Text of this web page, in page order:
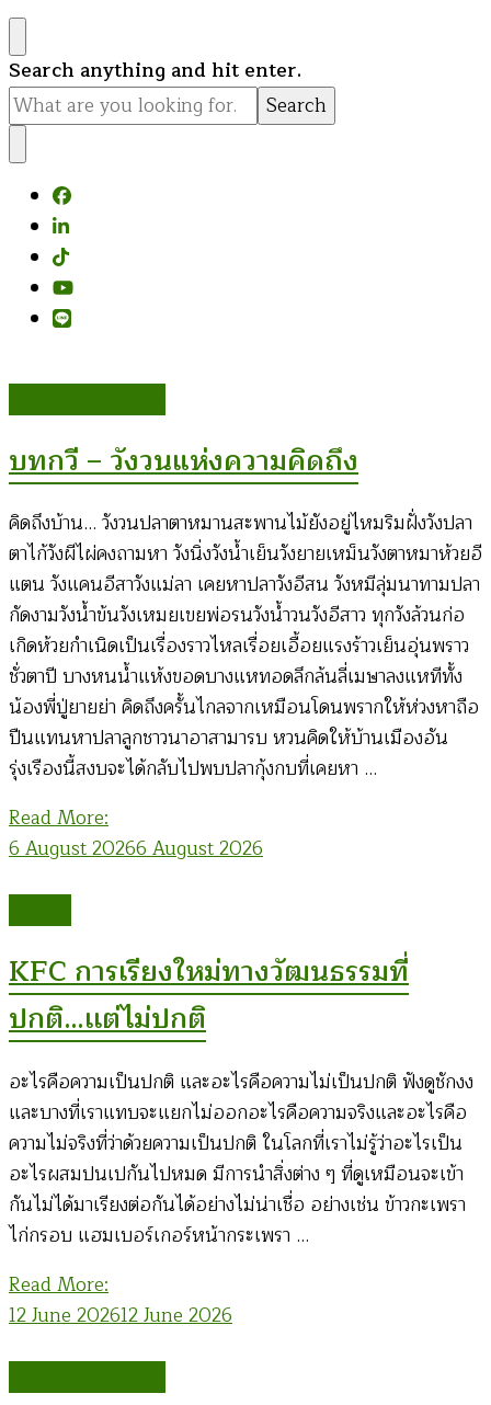
Looking
for
Something?
Search anything and hit enter.
บทกวี – วังวนแห่งความคิดถึง
คิดถึงบ้าน… วังวนปลาตาหมานสะพานไม้ยังอยู่ไหมริมฝั่งวังปลา
ตาไก้วังผีไผ่คงถามหา วังนิ่งวังน้ำเย็นวังยายเหม็นวังตาหมาห้วยอี
แตน วังแคนอีสาวังแม่ลา เคยหาปลาวังอีสน วังหมีลุ่มนาทามปลา
กัดงามวังน้ำข้นวังเหมยเขยพ่อรนวังน้ำวนวังอีสาว ทุกวังล้วนก่อ
เกิดห้วยกำเนิดเป็นเรื่องราวไหลเรื่อยเอื้อยแรงร้าวเย็นอุ่นพราว
ชั่วตาปี บางหนน้ำแห้งขอดบางแหทอดลึกล้นลี่เมษาลงแหทีทั้ง
น้องพี่ปู่ยายย่า คิดถึงครั้นไกลจากเหมือนโดนพรากให้ห่วงหาถือ
ปืนแทนหาปลาลูกชาวนาอาสามารบ หวนคิดให้บ้านเมืองอัน
รุ่งเรืองนี้สงบจะได้กลับไปพบปลากุ้งกบที่เคยหา …
Read More:
6 August 20266 August 2026
KFC การเรียงใหม่ทางวัฒนธรรมที่
ปกติ…เเต่ไม่ปกติ
อะไรคือความเป็นปกติ และอะไรคือความไม่เป็นปกติ ฟังดูชักงง
และบางที่เราแทบจะแยกไม่ออกอะไรคือความจริงและอะไรคือ
ความไม่จริงที่ว่าด้วยความเป็นปกติ ในโลกที่เราไม่รู้ว่าอะไรเป็น
อะไรผสมปนเปกันไปหมด มีการนำสิ่งต่าง ๆ ที่ดูเหมือนจะเข้า
กันไม่ได้มาเรียงต่อกันได้อย่างไม่น่าเชื่อ อย่างเช่น ข้าวกะเพรา
ไก่กรอบ แฮมเบอร์เกอร์หน้ากระเพรา …
Read More:
12 June 202612 June 2026